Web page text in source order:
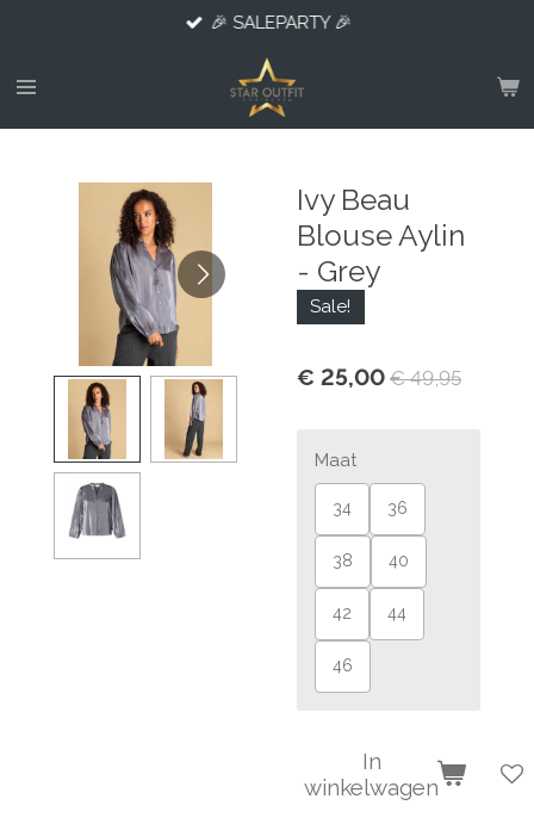
naar
hoofdinhoud
🎉 SALEPARTY 🎉
Ivy Beau
Blouse Aylin
- Grey
Sale!
€ 25,00 € 49,95
Maat
34 36
38 40
42 44
46
In
winkelwagen